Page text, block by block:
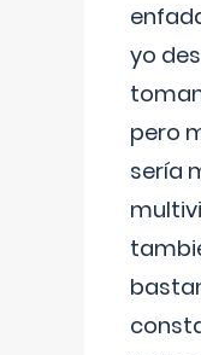
yo
pero
sería